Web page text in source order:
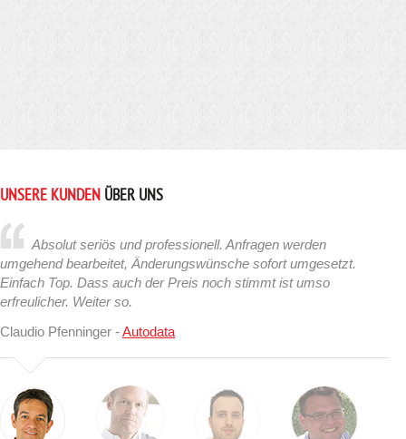
UNSERE KUNDEN ÜBER UNS
Absolut seriös und professionell. Anfragen werden
umgehend bearbeitet, Änderungswünsche sofort umgesetzt.
Einfach Top. Dass auch der Preis noch stimmt ist umso
erfreulicher. Weiter so.
Claudio Pfenninger -Autodata